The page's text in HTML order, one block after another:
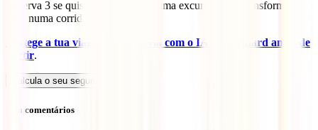
Reserva 3 se quiseres acrescentar uma excursão sem transformar
tudo numa corrida.
Protege a tua viagem à Cracóvia com o IATI Standard antes de
partir.
Calcula o seu seguro
Sem comentários